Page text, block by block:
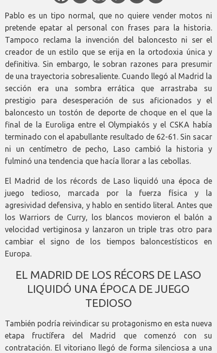
Pablo es un tipo normal, que no quiere vender motos ni
pretende epatar al personal con frases para la historia.
Tampoco reclama la invención del baloncesto ni ser el
creador de un estilo que se erija en la ortodoxia única y
definitiva. Sin embargo, le sobran razones para presumir
de una trayectoria sobresaliente. Cuando llegó al Madrid la
sección era una sombra errática que arrastraba su
prestigio para desesperación de sus aficionados y el
baloncesto un tostón de deporte de choque en el que la
final de la Euroliga entre el Olympiakós y el CSKA había
terminado con el apabullante resultado de 62-61. Sin sacar
ni un centímetro de pecho, Laso cambió la historia y
fulminó una tendencia que hacía llorar a las cebollas.
El Madrid de los récords de Laso liquidó una época de
juego tedioso, marcada por la fuerza física y la
agresividad defensiva, y hablo en sentido literal. Antes que
los Warriors de Curry, los blancos movieron el balón a
velocidad vertiginosa y lanzaron un triple tras otro para
cambiar el signo de los tiempos baloncestísticos en
Europa.
EL MADRID DE LOS RÉCORS DE LASO
LIQUIDÓ UNA ÉPOCA DE JUEGO
TEDIOSO
También podría reivindicar su protagonismo en esta nueva
etapa fructífera del Madrid que comenzó con su
contratación. El vitoriano llegó de forma silenciosa a una